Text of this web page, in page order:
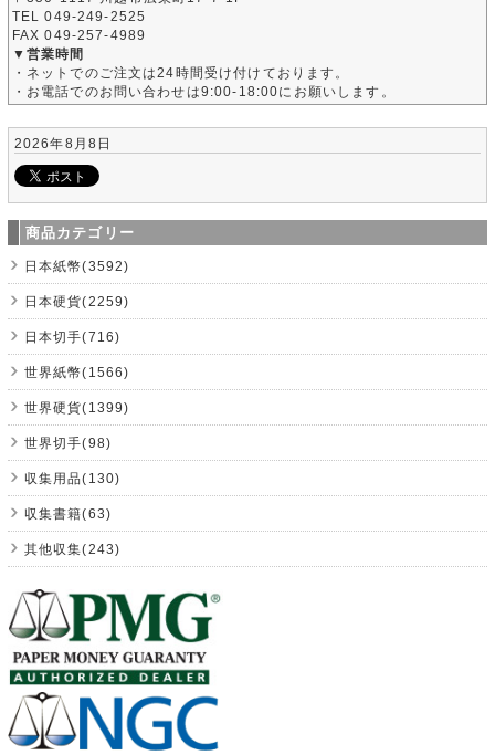
TEL 049-249-2525
FAX 049-257-4989
▼営業時間
・ネットでのご注文は24時間受け付けております。
・お電話でのお問い合わせは9:00-18:00にお願いします。
2026年8月8日
商品カテゴリー
日本紙幣(3592)
日本硬貨(2259)
日本切手(716)
世界紙幣(1566)
世界硬貨(1399)
世界切手(98)
収集用品(130)
収集書籍(63)
其他収集(243)